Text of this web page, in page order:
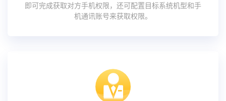
即可完成获取对方手机权限，还可配置目标系统机型和手
机通讯账号来获取权限。